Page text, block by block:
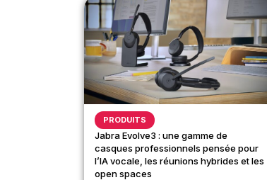
PRODUITS
Jabra Evolve3 : une gamme de
casques professionnels pensée pour
l’IA vocale, les réunions hybrides et les
open spaces